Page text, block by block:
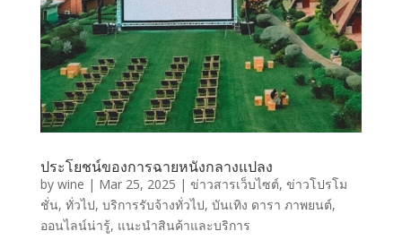
ประโยชน์ของการฉายหนังกลางแปลง
by wine | Mar 25, 2025 | ข่าวสารเว็บไซต์, ข่าวโปรโม
ชั่น, ทั่วไป, บริการรับจ้างทั่วไป, บันเทิง ดารา ภาพยนต์,
ออนไลน์น่ารู้, แนะนำสินค้าและบริการ